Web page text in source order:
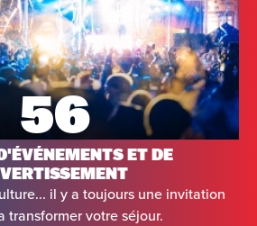
56
ET DE
il y a toujours une invitation
transformer votre séjour.